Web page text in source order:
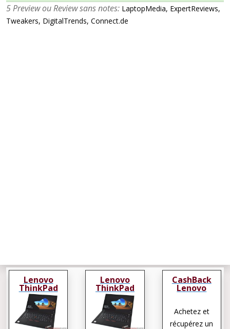
5 Preview ou Review sans notes: LaptopMedia, ExpertReviews,
Tweakers, DigitalTrends, Connect.de
Lenovo
ThinkPad
T14s
Lenovo
ThinkPad
T14s
CashBack
Lenovo
Achetez et
récupérez un